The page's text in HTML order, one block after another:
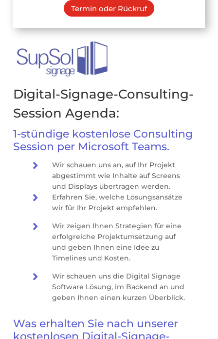
Termin oder Rückruf
Digital-Signage-Consulting-
Session Agenda:
1-stündige kostenlose Consulting
Session per Microsoft Teams.

Wir schauen uns an, auf Ihr Projekt
abgestimmt wie Inhalte auf Screens
und Displays übertragen werden.

Erfahren Sie, welche Lösungsansätze
wir für Ihr Projekt empfehlen.

Wir zeigen Ihnen Strategien für eine
erfolgreiche Projektumsetzung auf
und geben Ihnen eine Idee zu
Timelines und Kosten.

Wir schauen uns die Digital Signage
Software Lösung, im Backend an und
geben Ihnen einen kurzen Überblick.
Was erhalten Sie nach unserer